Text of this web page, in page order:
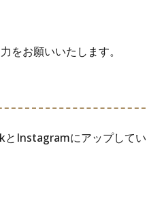
をお願いいたします。
Instagramにアップしてい